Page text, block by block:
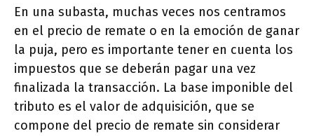
En una subasta, muchas veces nos centramos
en el precio de remate o en la emoción de ganar
la puja, pero es importante tener en cuenta los
impuestos que se deberán pagar una vez
finalizada la transacción. La base imponible del
tributo es el valor de adquisición, que se
compone del precio de remate sin considerar